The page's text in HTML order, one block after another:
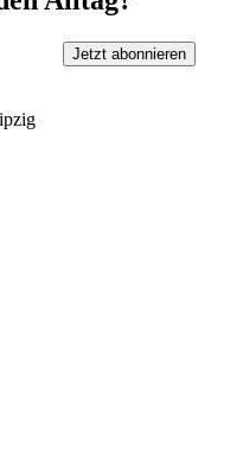
Jetzt abonnieren